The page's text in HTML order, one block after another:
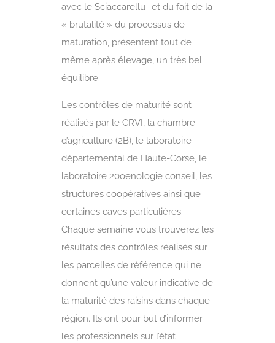
avec le Sciaccarellu- et du fait de la
« brutalité » du processus de
maturation, présentent tout de
même après élevage, un très bel
équilibre.
Les contrôles de maturité sont
réalisés par le CRVI, la chambre
d’agriculture (2B), le laboratoire
départemental de Haute-Corse, le
laboratoire 20oenologie conseil, les
structures coopératives ainsi que
certaines caves particulières.
Chaque semaine vous trouverez les
résultats des contrôles réalisés sur
les parcelles de référence qui ne
donnent qu’une valeur indicative de
la maturité des raisins dans chaque
région. Ils ont pour but d’informer
les professionnels sur l’état